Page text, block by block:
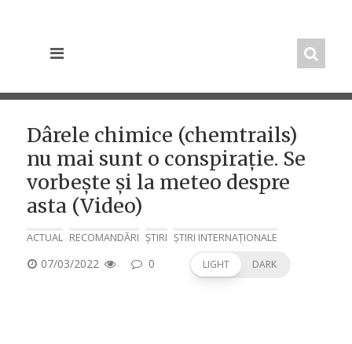
Dârele chimice (chemtrails)
nu mai sunt o conspirație. Se
vorbește și la meteo despre
asta (Video)
ACTUAL RECOMANDĂRI ȘTIRI ȘTIRI INTERNAȚIONALE
POSTED
07/03/2022 0 LIGHT DARK